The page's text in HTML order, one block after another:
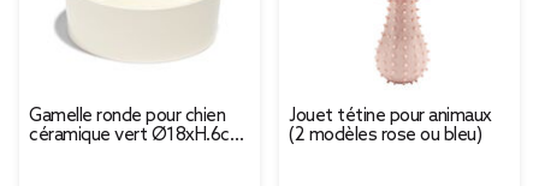
Gamelle ronde pour chien
céramique vert Ø18xH.6cm
Jouet tétine pour animaux
(2 modèles rose ou bleu)